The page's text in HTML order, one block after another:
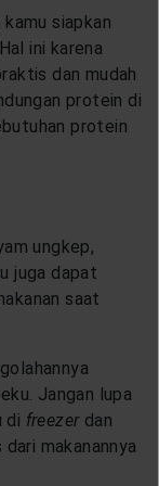
siapkan
ini karena
dan mudah
protein di
protein
ungkep,
juga dapat
saat
Jangan lupa
di freezer dan
makanannya